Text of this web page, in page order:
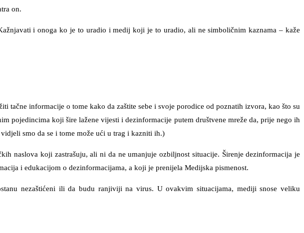
on.
i onoga ko je to uradio i medij koji je to uradio, ali ne simboličnim kaznama – kaže
informacije o tome kako da zaštite sebe i svoje porodice od poznatih izvora, kao što su
pojedincima koji šire lažene vijesti i dezinformacije putem društvene mreže da, prije nego ih
smo da se i tome može ući u trag i kazniti ih.)
naslova koji zastrašuju, ali ni da ne umanjuje ozbiljnost situacije. Širenje dezinformacija je
i edukacijom o dezinformacijama, a koji je prenijela Medijska pismenost.
nezaštićeni ili da budu ranjiviji na virus. U ovakvim situacijama, mediji snose veliku